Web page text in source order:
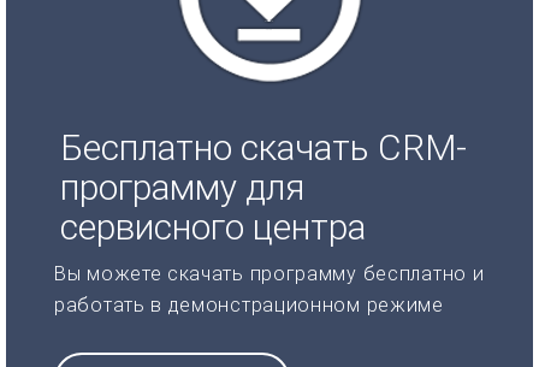
Бесплатно скачать CRM-
программу для
сервисного центра
Вы можете скачать программу бесплатно и
работать в демонстрационном режиме